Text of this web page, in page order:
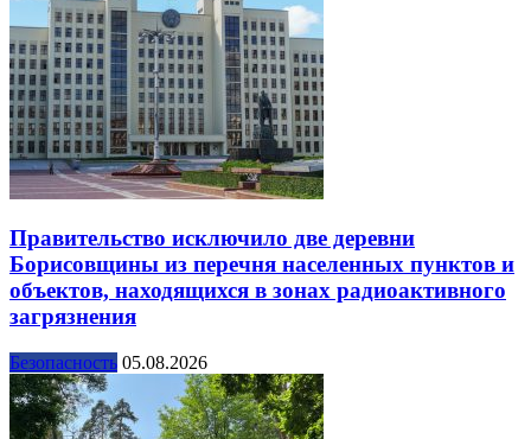
Правительство исключило две деревни
Борисовщины из перечня населенных пунктов и
объектов, находящихся в зонах радиоактивного
загрязнения
Безопасность 05.08.2026